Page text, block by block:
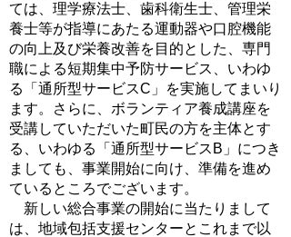
ては、理学療法士、歯科衛生士、管理栄
養士等が指導にあたる運動器や口腔機能
の向上及び栄養改善を目的とした、専門
職による短期集中予防サービス、いわゆ
る「通所型サービスC」を実施してまいり
ます。さらに、ボランティア養成講座を
受講していただいた町民の方を主体とす
る、いわゆる「通所型サービスB」につき
ましても、事業開始に向け、準備を進め
ているところでございます。
新しい総合事業の開始に当たりまして
は、地域包括支援センターとこれまで以